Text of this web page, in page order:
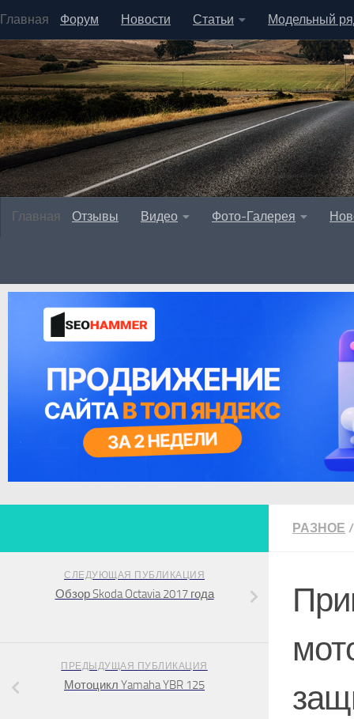
Главная Форум Новости Статьи Модельный
Главная Отзывы Видео Фото-Галерея
РАЗНОЕ /
СЛЕДУЮЩАЯ ПУБЛИКАЦИЯ
Обзор Skoda Octavia 2017 года
ПРЕДЫДУЩАЯ ПУБЛИКАЦИЯ
Мотоцикл Yamaha YBR 125